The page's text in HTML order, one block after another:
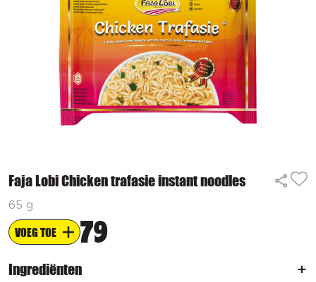
Faja Lobi Chicken trafasie instant noodles
65 g
VOEG TOE 79
Ingrediënten